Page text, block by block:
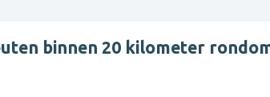
binnen 20 kilometer